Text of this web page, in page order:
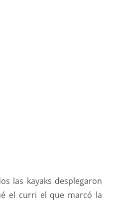
las kayaks desplegaron
el curri el que marcó la